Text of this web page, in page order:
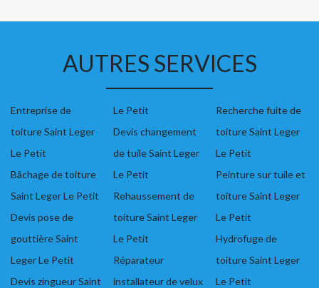
AUTRES SERVICES
Entreprise de
toiture Saint Leger
Le Petit
Bâchage de toiture
Saint Leger Le Petit
Devis pose de
gouttière Saint
Leger Le Petit
Devis zingueur Saint
Le Petit
Devis changement
de tuile Saint Leger
Le Petit
Rehaussement de
toiture Saint Leger
Le Petit
Réparateur
installateur de velux
Recherche fuite de
toiture Saint Leger
Le Petit
Peinture sur tuile et
toiture Saint Leger
Le Petit
Hydrofuge de
toiture Saint Leger
Le Petit